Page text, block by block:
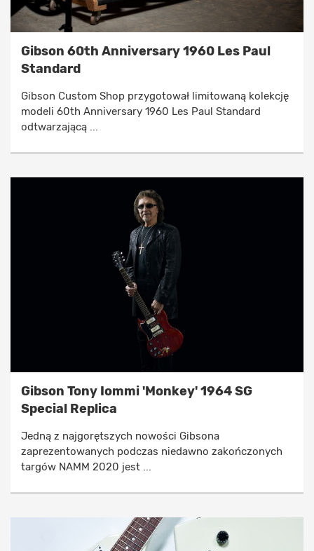
Gibson 60th Anniversary 1960 Les Paul
Standard
Gibson Custom Shop przygotował limitowaną kolekcję
modeli 60th Anniversary 1960 Les Paul Standard
odtwarzającą ...
Gibson Tony Iommi 'Monkey' 1964 SG
Special Replica
Jedną z najgorętszych nowości Gibsona
zaprezentowanych podczas niedawno zakończonych
targów NAMM 2020 jest ...